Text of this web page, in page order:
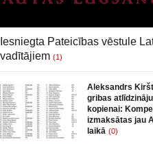
Iesniegta Pateicības vēstule
vadītājiem (1)
Aleksandrs
gribas
kopienai:
izmaksātas jau
laikā (0)